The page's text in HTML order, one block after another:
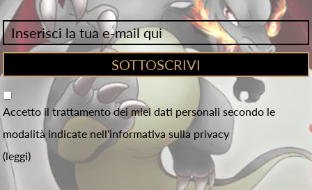
Accetto il trattamento dei miei dati personali secondo le
modalità indicate nell'informativa sulla privacy
(leggi)